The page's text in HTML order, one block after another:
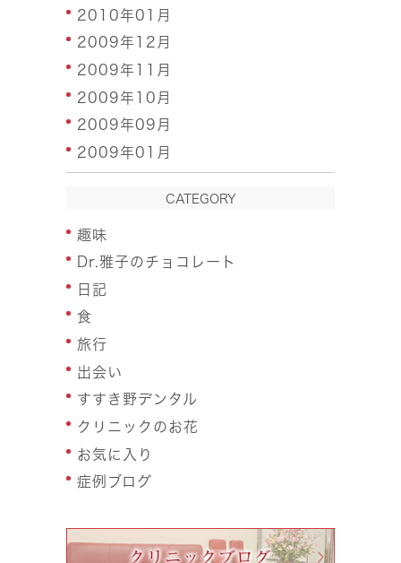
2010年01月
2009年12月
2009年11月
2009年10月
2009年09月
2009年01月
CATEGORY
趣味
Dr.雅子のチョコレート
日記
食
旅行
出会い
すすき野デンタル
クリニックのお花
お気に入り
症例ブログ